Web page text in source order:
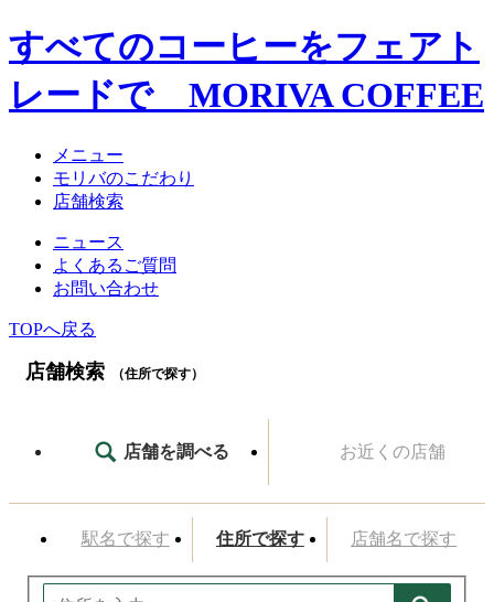
すべてのコーヒーをフェアト
レードで MORIVA COFFEE
メニュー
モリバのこだわり
店舗検索
ニュース
よくあるご質問
お問い合わせ
TOPへ戻る
店舗検索 （住所で探す）
店舗を調べる お近くの店舗
駅名で探す 住所で探す 店舗名で探す